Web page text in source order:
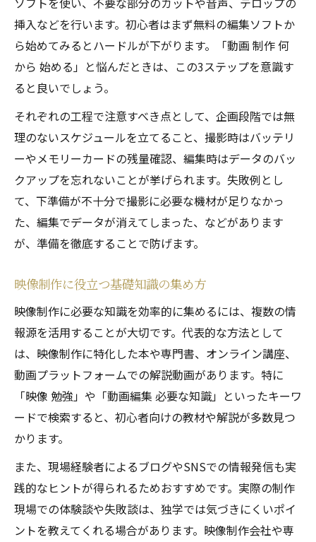
挿入などを行います。初心者はまず無料の編集ソフトか
ら始めてみるとハードルが下がります。「動画 制作 何
から 始める」と悩んだときは、この3ステップを意識す
ると良いでしょう。
それぞれの工程で注意すべき点として、企画段階では無
理のないスケジュールを立てること、撮影時はバッテリ
ーやメモリーカードの残量確認、編集時はデータのバッ
クアップを忘れないことが挙げられます。失敗例とし
て、下準備が不十分で撮影に必要な機材が足りなかっ
た、編集でデータが消えてしまった、などがあります
が、準備を徹底することで防げます。
映像制作に役立つ基礎知識の集め方
映像制作に必要な知識を効率的に集めるには、複数の情
報源を活用することが大切です。代表的な方法として
は、映像制作に特化した本や専門書、オンライン講座、
動画プラットフォームでの解説動画があります。特に
「映像 勉強」や「動画編集 必要な知識」といったキーワ
ードで検索すると、初心者向けの教材や解説が多数見つ
かります。
また、現場経験者によるブログやSNSでの情報発信も実
践的なヒントが得られるためおすすめです。実際の制作
現場での体験談や失敗談は、独学では気づきにくいポイ
ントを教えてくれる場合があります。映像制作会社や専